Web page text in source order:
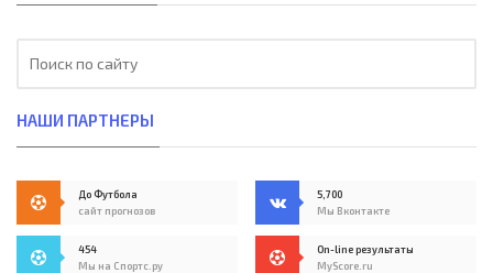
НАШИ ПАРТНЕРЫ
До Футбола
сайт прогнозов
5,700
Мы Вконтакте
454
Мы на Спортс.ру
On-line результаты
MyScore.ru